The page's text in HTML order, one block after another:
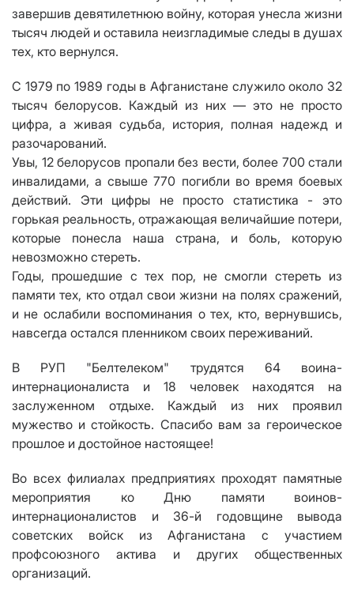
завершив девятилетнюю войну, которая унесла жизни
тысяч людей и оставила неизгладимые следы в душах
тех, кто вернулся.
С 1979 по 1989 годы в Афганистане служило около 32
тысяч белорусов. Каждый из них — это не просто
цифра, а живая судьба, история, полная надежд и
разочарований.
Увы, 12 белорусов пропали без вести, более 700 стали
инвалидами, а свыше 770 погибли во время боевых
действий. Эти цифры не просто статистика - это
горькая реальность, отражающая величайшие потери,
которые понесла наша страна, и боль, которую
невозможно стереть.
Годы, прошедшие с тех пор, не смогли стереть из
памяти тех, кто отдал свои жизни на полях сражений,
и не ослабили воспоминания о тех, кто, вернувшись,
навсегда остался пленником своих переживаний.
В РУП "Белтелеком" трудятся 64 воина-
интернационалиста и 18 человек находятся на
заслуженном отдыхе. Каждый из них проявил
мужество и стойкость. Спасибо вам за героическое
прошлое и достойное настоящее!
Во всех филиалах предприятиях проходят памятные
мероприятия ко Дню памяти воинов-
интернационалистов и 36-й годовщине вывода
советских войск из Афганистана с участием
профсоюзного актива и других общественных
организаций.